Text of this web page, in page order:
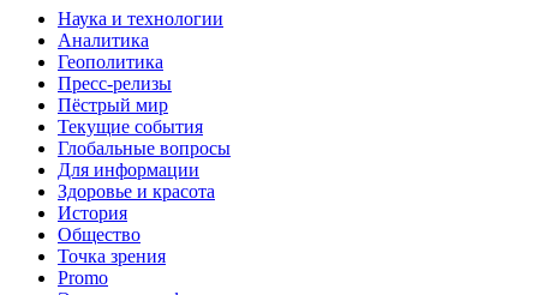
Наука и технологии
Аналитика
Геополитика
Пресс-релизы
Пёстрый мир
Текущие события
Глобальные вопросы
Для информации
Здоровье и красота
История
Общество
Точка зрения
Promo